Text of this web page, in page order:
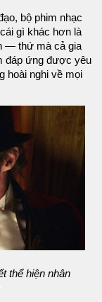
bộ phim nhạc
gì khác hơn là
— thứ mà cả gia
đáp ứng được yêu
hoài nghi về mọi
thể hiện nhân